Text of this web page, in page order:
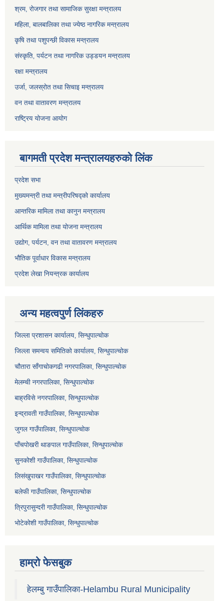
श्रम, रोजगार तथा सामाजिक सुरक्षा मन्त्रालय
महिला, बालबालिका तथा ज्येष्ठ नागरिक मन्त्रालय
कृषि तथा पशुपन्छी विकास मन्त्रालय
संस्कृति, पर्यटन तथा नागरिक उड्डयन मन्त्रालय
रक्षा मन्त्रालय
उर्जा, जलस्रोत तथा सिचाइ मन्त्रालय
वन तथा वातावरण मन्त्रालय
राष्ट्रिय योजना आयोग
बागमती प्रदेश मन्त्रालयहरुको लिंक
प्रदेश सभा
मुख्यमन्त्री तथा मन्त्रीपरिषद्को कार्यालय
आन्तरिक मामिला तथा कानुन मन्त्रालय
आर्थिक मामिला तथा योजना मन्त्रालय
उद्योग, पर्यटन, वन तथा वातावरण मन्त्रालय
भौतिक पूर्वाधार विकास मन्त्रालय
प्रदेश लेखा नियन्त्रक कार्यालय
अन्य महत्वपुर्ण लिंकहरु
जिल्ला प्रशासन कार्यालय, सिन्धुपाल्चोक
जिल्ला समन्वय समितिको कार्यालय, सिन्धुपाल्चोक
चौतारा साँगाचोकगढी नगरपालिका, सिन्धुपाल्चोक
मेलम्ची नगरपालिका, सिन्धुपाल्चोक
बाह्रविसे नगरपालिका, सिन्धुपाल्चोक
इन्द्रावती गाउँपालिका, सिन्धुपाल्चोक
जुगल गाउँपालिका, सिन्धुपाल्चोक
पाँचपोखरी थाङपाल गाउँपालिका, सिन्धुपाल्चोक
सुनकोशी गाउँपालिका, सिन्धुपाल्चोक
लिसंखुपाखर गाउँपालिका, सिन्धुपाल्चोक
बलेफी गाउँपालिका, सिन्धुपाल्चोक
त्रिपुरासुन्दरी गाउँपालिका, सिन्धुपाल्चोक
भोटेकोशी गाउँपालिका, सिन्धुपाल्चोक
हाम्रो फेसबुक
हेलम्बु गाउँपालिका-Helambu Rural Municipality